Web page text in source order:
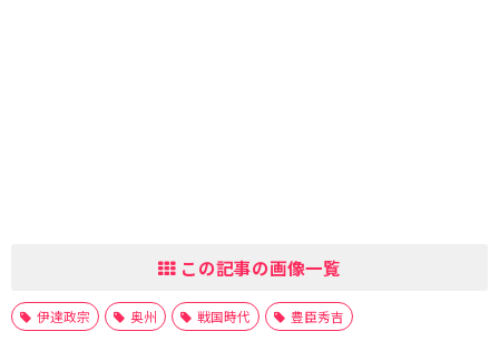
この記事の画像一覧
伊達政宗 奥州 戦国時代 豊臣秀吉